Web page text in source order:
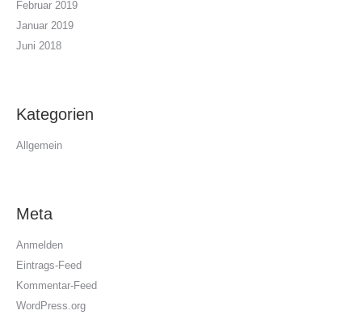
Februar 2019
Januar 2019
Juni 2018
Kategorien
Allgemein
Meta
Anmelden
Eintrags-Feed
Kommentar-Feed
WordPress.org